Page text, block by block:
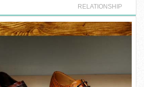
RELATIONSHIP